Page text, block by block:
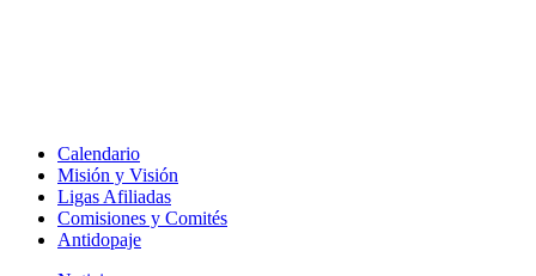
Calendario
Misión y Visión
Ligas Afiliadas
Comisiones y Comités
Antidopaje